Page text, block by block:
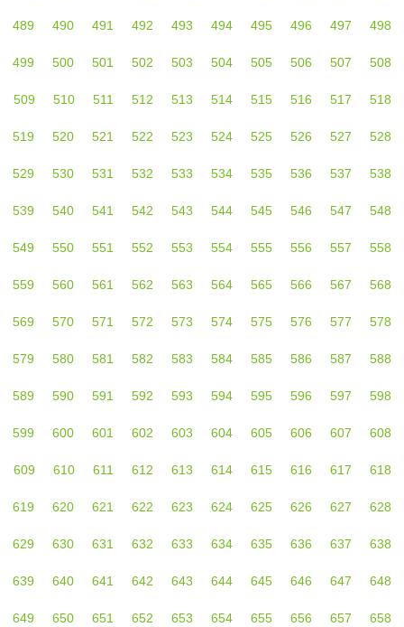
489 490 491 492 493 494 495 496 497 498
499 500 501 502 503 504 505 506 507 508
509 510 511 512 513 514 515 516 517 518
519 520 521 522 523 524 525 526 527 528
529 530 531 532 533 534 535 536 537 538
539 540 541 542 543 544 545 546 547 548
549 550 551 552 553 554 555 556 557 558
559 560 561 562 563 564 565 566 567 568
569 570 571 572 573 574 575 576 577 578
579 580 581 582 583 584 585 586 587 588
589 590 591 592 593 594 595 596 597 598
599 600 601 602 603 604 605 606 607 608
609 610 611 612 613 614 615 616 617 618
619 620 621 622 623 624 625 626 627 628
629 630 631 632 633 634 635 636 637 638
639 640 641 642 643 644 645 646 647 648
649 650 651 652 653 654 655 656 657 658